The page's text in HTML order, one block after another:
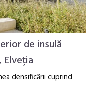
de insulă
Elveția
densificării cuprind